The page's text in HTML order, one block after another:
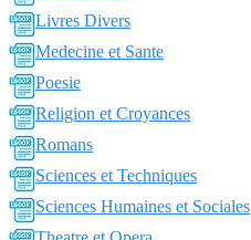
Livres Divers
Medecine et Sante
Poesie
Religion et Croyances
Romans
Sciences et Techniques
Sciences Humaines et Sociales